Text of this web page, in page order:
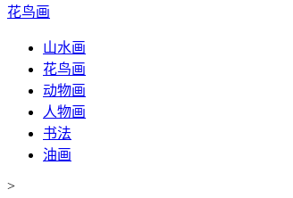
花鸟画
山水画
花鸟画
动物画
人物画
书法
油画
>